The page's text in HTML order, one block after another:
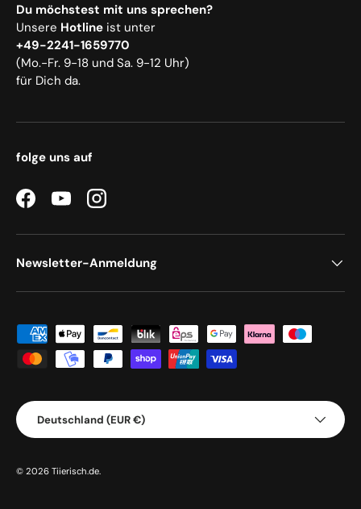
Du möchstest mit uns sprechen?
Unsere Hotline ist unter
+49-2241-1659770
(Mo.-Fr. 9-18 und Sa. 9-12 Uhr)
für Dich da.
folge uns auf
FacebookYouTubeInstagram
Newsletter-Anmeldung
Zahlungsmethoden
Land/Region
Deutschland (EUR €)
© 2026 Tiierisch.de.